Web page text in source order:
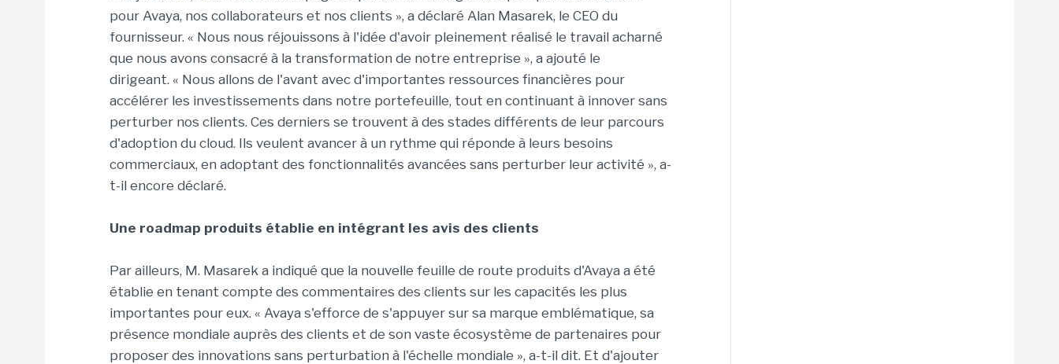
pour Avaya, nos collaborateurs et nos clients », a déclaré Alan Masarek, le CEO du
fournisseur. « Nous nous réjouissons à l'idée d'avoir pleinement réalisé le travail acharné
que nous avons consacré à la transformation de notre entreprise », a ajouté le
dirigeant. « Nous allons de l'avant avec d'importantes ressources financières pour
accélérer les investissements dans notre portefeuille, tout en continuant à innover sans
perturber nos clients. Ces derniers se trouvent à des stades différents de leur parcours
d'adoption du cloud. Ils veulent avancer à un rythme qui réponde à leurs besoins
commerciaux, en adoptant des fonctionnalités avancées sans perturber leur activité », a-
t-il encore déclaré.
Une roadmap produits établie en intégrant les avis des clients
Par ailleurs, M. Masarek a indiqué que la nouvelle feuille de route produits d'Avaya a été
établie en tenant compte des commentaires des clients sur les capacités les plus
importantes pour eux. « Avaya s'efforce de s'appuyer sur sa marque emblématique, sa
présence mondiale auprès des clients et de son vaste écosystème de partenaires pour
proposer des innovations sans perturbation à l'échelle mondiale », a-t-il dit. Et d'ajouter